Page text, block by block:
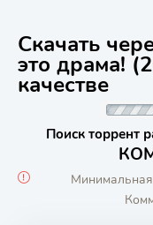
Скачать
это драма!
качестве
Поиск торрент